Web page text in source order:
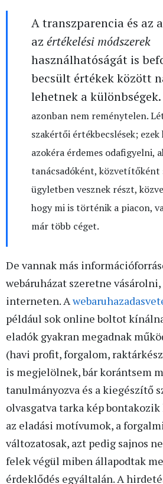
A transzparencia és az
az értékelési módszerek
használhatóságát is
becsült értékek között
lehetnek a különbségek.
azonban nem reménytelen.
szakértői értékbecslések;
azokéra érdemes odafigyelni,
tanácsadóként, közvetítőként
ügyletben vesznek részt,
hogy mi is történik a piacon,
már több céget.
De vannak más
webáruházat szeretne
interneten. A
például sok online boltot
eladók gyakran megadnak
(havi profit, forgalom,
is megjelölnek, bár korántsem
tanulmányozva és a kiegészítő
olvasgatva tarka kép
az eladási motívumok, a
változatosak, azt pedig sajnos
felek végül miben állapodtak
érdeklődés egyáltalán. A